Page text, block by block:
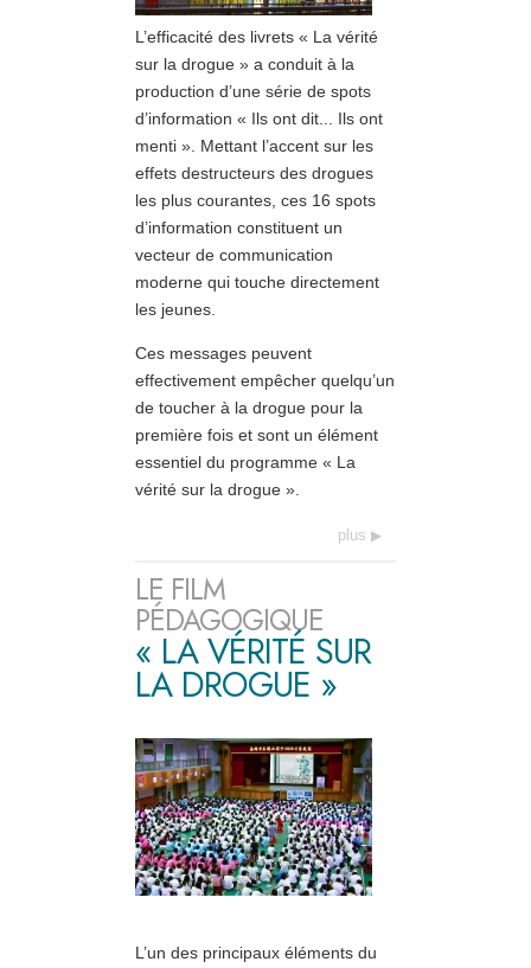
L’efficacité des livrets « La vérité
sur la drogue » a conduit à la
production d’une série de spots
d’information « Ils ont dit... Ils ont
menti ». Mettant l’accent sur les
effets destructeurs des drogues
les plus courantes, ces 16 spots
d’information constituent un
vecteur de communication
moderne qui touche directement
les jeunes.
Ces messages peuvent
effectivement empêcher quelqu’un
de toucher à la drogue pour la
première fois et sont un élément
essentiel du programme « La
vérité sur la drogue ».
plus
LE FILM
PÉDAGOGIQUE
« LA VÉRITÉ SUR
LA DROGUE »
L’un des principaux éléments du